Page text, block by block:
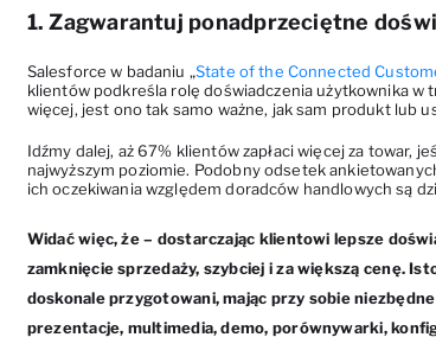
1. Zagwarantuj ponadprzeciętne
Salesforce w badaniu „State of the Connected
klientów podkreśla rolę doświadczenia użytkownika w
więcej, jest ono tak samo ważne, jak sam produkt lub
Idźmy dalej, aż 67% klientów zapłaci więcej za towar,
najwyższym poziomie. Podobny odsetek
ich oczekiwania względem doradców handlowych są
Widać więc, że – dostarczając klientowi lepsze
zamknięcie sprzedaży, szybciej i za większą cenę.
doskonale przygotowani, mając przy sobie
prezentacje, multimedia, demo, porównywarki,